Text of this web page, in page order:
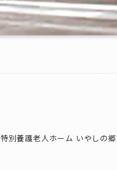
特別養護老人ホーム いやしの郷